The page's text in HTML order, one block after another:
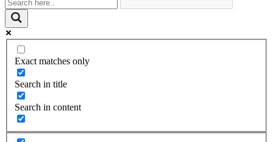
Exact matches only
Search in title
Search in content